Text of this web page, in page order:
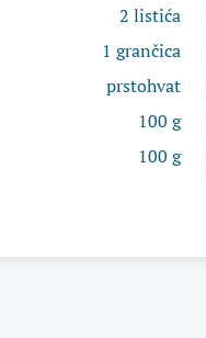
2 listića
1 grančica
prstohvat
100 g
100 g